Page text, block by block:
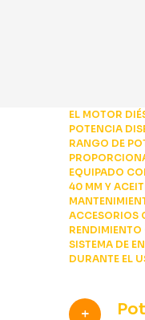
EL MOTOR
POTENCIA
RANGO DE
EQUIPADO
40 MM Y
ACCESORIOS
SISTEMA DE
DURANTE EL